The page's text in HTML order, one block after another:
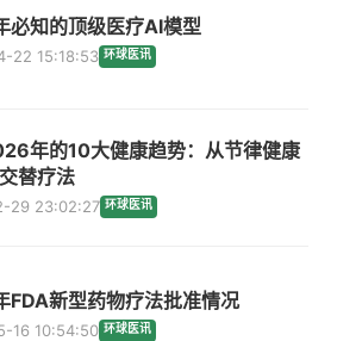
必知的顶级医疗AI模型
22 15:18:53 环球医讯
年的10大健康趋势：从节律健康
替疗法
29 23:02:27 环球医讯
FDA新型药物疗法批准情况
16 10:54:50 环球医讯